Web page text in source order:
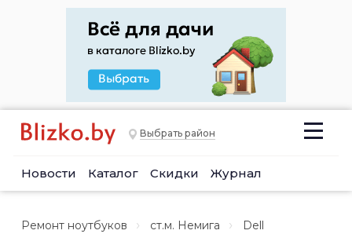
Выбрать район
Новости Каталог Скидки Журнал
Ремонт ноутбуков ст.м. Немига Dell